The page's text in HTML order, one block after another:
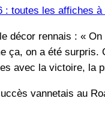
: toutes les affiches à
décor rennais : «
ça, on a été
avec la victoire, la
vannetais au